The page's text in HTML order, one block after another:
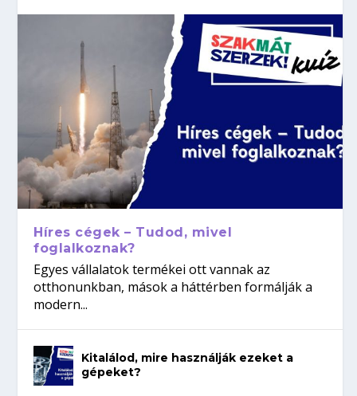
Híres cégek – Tudod, mivel
foglalkoznak?
Egyes vállalatok termékei ott vannak az
otthonunkban, mások a háttérben formálják a
modern...
Kitalálod, mire használják ezeket a
gépeket?